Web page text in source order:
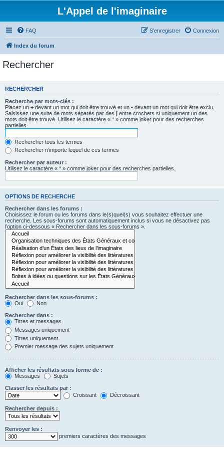
L'Appel de l'imaginaire
FAQ Connexion
S’enregistrer
Index du forum
Rechercher
RECHERCHER
Recherche par mots-clés :
Placez un + devant un mot qui doit être trouvé et un - devant un mot qui doit être exclu.
Saisissez une suite de mots séparés par des | entre crochets si uniquement un des
mots doit être trouvé. Utilisez le caractère « * » comme joker pour des recherches
partielles.
Rechercher tous les termes
Rechercher n’importe lequel de ces termes
Rechercher par auteur :
Utilisez le caractère « * » comme joker pour des recherches partielles.
OPTIONS DE RECHERCHE
Rechercher dans les forums :
Choisissez le forum ou les forums dans le(s)quel(s) vous souhaitez effectuer une
recherche. Les sous-forums sont automatiquement inclus si vous ne désactivez pas
l’option ci-dessous « Rechercher dans les sous-forums ».
Rechercher dans les sous-forums :
Oui
Non
Rechercher dans :
Titres et messages
Messages uniquement
Titres uniquement
Premier message des sujets uniquement
Afficher les résultats sous forme de :
Messages
Sujets
Classer les résultats par :
Croissant
Décroissant
Rechercher depuis :
Renvoyer les :
premiers caractères des messages